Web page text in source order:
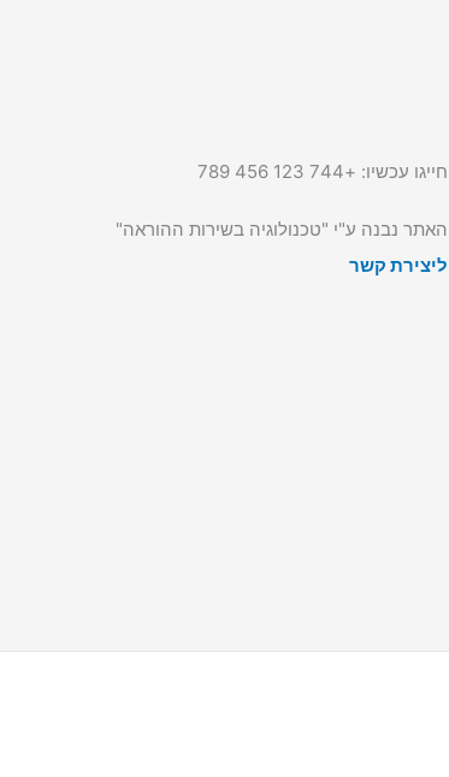
חייגו עכשיו: +744 123 456 789
האתר נבנה ע"י "טכנולוגיה בשירות ההוראה"
ליצירת קשר